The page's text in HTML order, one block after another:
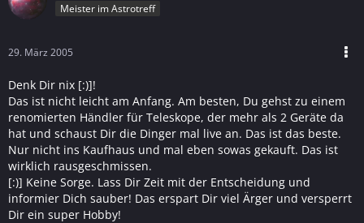
Meister im Astrotreff
29. März 2005
Denk Dir nix [:)]!
Das ist nicht leicht am Anfang. Am besten, Du gehst zu einem
renomierten Händler für Teleskope, der mehr als 2 Geräte da
hat und schaust Dir die Dinger mal live an. Das ist das beste.
Nur nicht ins Kaufhaus und mal eben sowas gekauft. Das ist
wirklich rausgeschmissen.
[:)] Keine Sorge. Lass Dir Zeit mit der Entscheidung und
informier Dich sauber! Das erspart Dir viel Ärger und versperrt
Dir ein super Hobby!